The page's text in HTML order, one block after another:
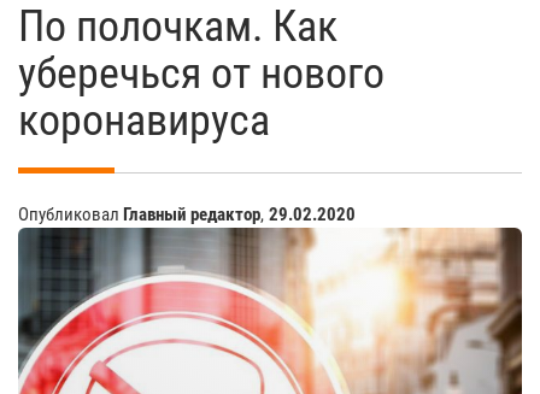
По полочкам. Как
уберечься от нового
коронавируса
Опубликовал Главный редактор, 29.02.2020